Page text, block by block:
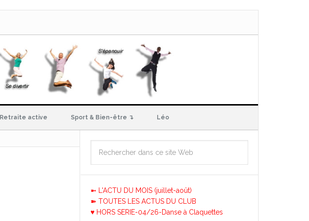
Retraite active Sport & Bien-être ↴ Léo
➼ L'ACTU DU MOIS (juillet-août)
➽ TOUTES LES ACTUS DU CLUB
♥ HORS SERIE-04/26-Danse à Claquettes